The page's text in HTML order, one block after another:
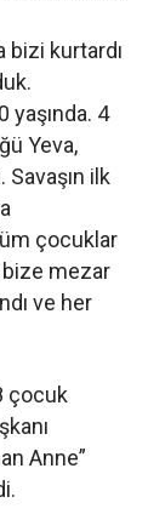
bizi kurtardı
yaşında. 4
Yeva,
ilk
çocuklar
bize mezar
ve her
çocuk
Anne”